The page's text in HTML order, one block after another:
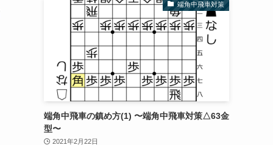
端角中飛車対策
端角中飛車の鎮め方(1) 〜端角中飛車対策△63金
型〜
2021年2月22日